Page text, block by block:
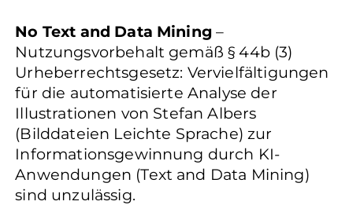
No Text and Data Mining –
Nutzungsvorbehalt gemäß § 44b (3)
Urheberrechtsgesetz: Vervielfältigungen
für die automatisierte Analyse der
Illustrationen von Stefan Albers
(Bilddateien Leichte Sprache) zur
Informationsgewinnung durch KI-
Anwendungen (Text and Data Mining)
sind unzulässig.